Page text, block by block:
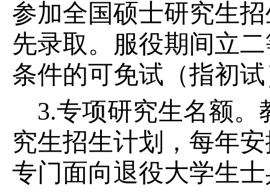
参加全国硕士研究生
先录取。服役期间立
条件的可免试（指初
3.专项研究生名额。
究生招生计划，每年
专门面向退役大学生